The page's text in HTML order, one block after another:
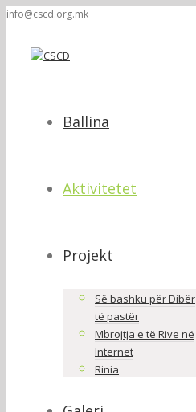
info@cscd.org.mk
Ballina
Aktivitetet
Projekt
Së bashku për Dibër
të pastër
Mbrojtja e të Rive në
Internet
Rinia